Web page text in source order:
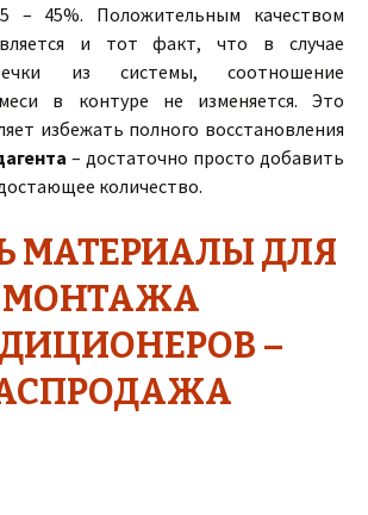
– 45%. Положительным качеством
и тот факт, что в случае
из системы, соотношение
в контуре не изменяется. Это
избежать полного восстановления
– достаточно просто добавить
количество.
МАТЕРИАЛЫ ДЛЯ
МОНТАЖА
–